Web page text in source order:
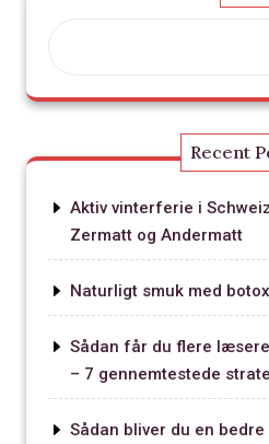
Recent
Aktiv vinterferie i
Zermatt og Andermatt
Naturligt smuk med
Sådan får du flere
– 7 gennemtestede
Sådan bliver du en